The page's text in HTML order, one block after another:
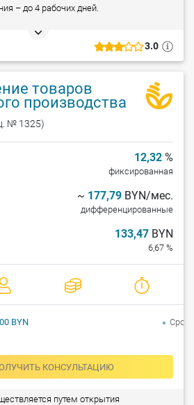
3.0
– до 4 рабочих дней.
товаров
производства
№ 1325)
12,32 %
фиксированная
~ 177,79 BYN/мес.
дифференцированные
133,47 BYN
6,67 %
КОНСУЛЬТАЦИЮ
BYN
Срок
путем открытия